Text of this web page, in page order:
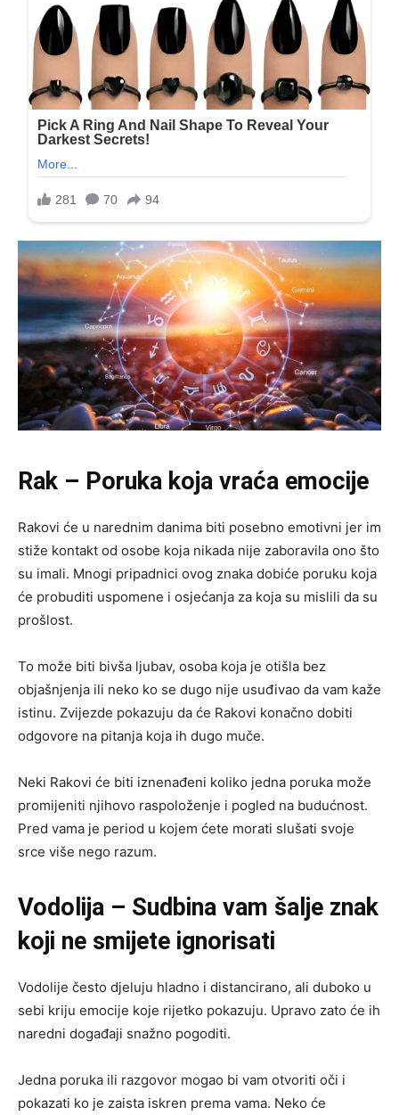
Rak – Poruka koja vraća emocije
Rakovi će u narednim danima biti posebno emotivni jer im
stiže kontakt od osobe koja nikada nije zaboravila ono što
su imali. Mnogi pripadnici ovog znaka dobiće poruku koja
će probuditi uspomene i osjećanja za koja su mislili da su
prošlost.
To može biti bivša ljubav, osoba koja je otišla bez
objašnjenja ili neko ko se dugo nije usuđivao da vam kaže
istinu. Zvijezde pokazuju da će Rakovi konačno dobiti
odgovore na pitanja koja ih dugo muče.
Neki Rakovi će biti iznenađeni koliko jedna poruka može
promijeniti njihovo raspoloženje i pogled na budućnost.
Pred vama je period u kojem ćete morati slušati svoje
srce više nego razum.
Vodolija – Sudbina vam šalje znak
koji ne smijete ignorisati
Vodolije često djeluju hladno i distancirano, ali duboko u
sebi kriju emocije koje rijetko pokazuju. Upravo zato će ih
naredni događaji snažno pogoditi.
Jedna poruka ili razgovor mogao bi vam otvoriti oči i
pokazati ko je zaista iskren prema vama. Neko će